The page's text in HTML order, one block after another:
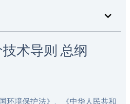
术导则 总纲
环境保护法》、《中华人民共和